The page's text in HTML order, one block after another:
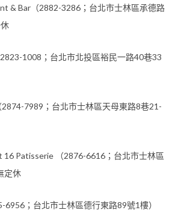
& Bar（2882-3286；台北市士林區承德路
1008；台北市北投區裕民一路40巷33
7989；台北市⼠林區天母東路8巷21-
Patisserie （2876-6616；台北市士林區
定休
；台北市士林區德行東路89號1樓）